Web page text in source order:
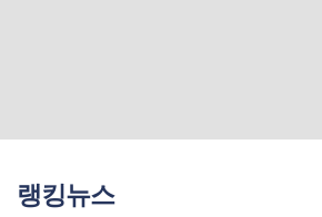
랭킹뉴스